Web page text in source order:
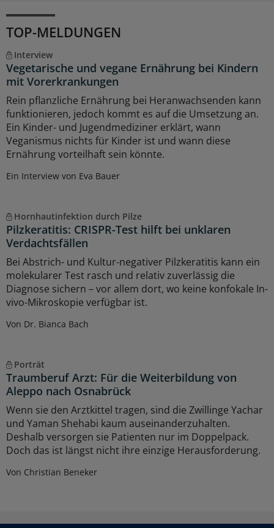
TOP-MELDUNGEN
Interview
Vegetarische und vegane Ernährung bei Kindern
mit Vorerkrankungen
Rein pflanzliche Ernährung bei Heranwachsenden kann
funktionieren, jedoch kommt es auf die Umsetzung an.
Ein Kinder- und Jugendmediziner erklärt, wann
Veganismus nichts für Kinder ist und wann diese
Ernährung vorteilhaft sein könnte.
Ein Interview von Eva Bauer
Hornhautinfektion durch Pilze
Pilzkeratitis: CRISPR-Test hilft bei unklaren
Verdachtsfällen
Bei Abstrich- und Kultur-negativer Pilzkeratitis kann ein
molekularer Test rasch und relativ zuverlässig die
Diagnose sichern – vor allem dort, wo keine konfokale In-
vivo-Mikroskopie verfügbar ist.
Von Dr. Bianca Bach
Porträt
Traumberuf Arzt: Für die Weiterbildung von
Aleppo nach Osnabrück
Wenn sie den Arztkittel tragen, sind die Zwillinge Yachar
und Yaman Shehabi kaum auseinanderzuhalten.
Deshalb versorgen sie Patienten nur im Doppelpack.
Doch das ist längst nicht ihre einzige Herausforderung.
Von Christian Beneker